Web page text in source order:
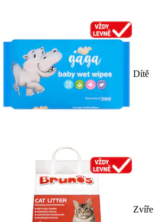
Dítě
Zvíře